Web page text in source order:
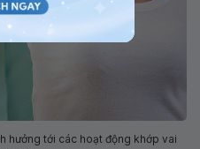
hưởng tới các hoạt động khớp vai